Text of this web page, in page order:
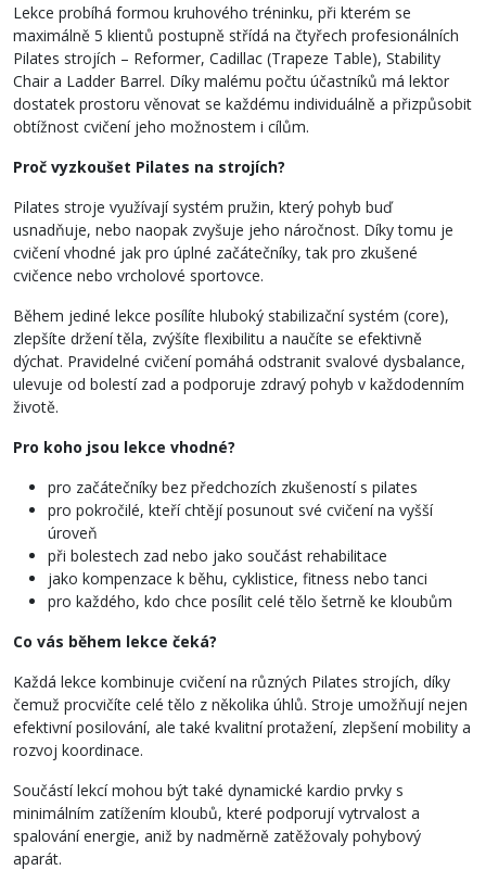
Lekce probíhá formou kruhového tréninku, při kterém se
maximálně 5 klientů postupně střídá na čtyřech profesionálních
Pilates strojích – Reformer, Cadillac (Trapeze Table), Stability
Chair a Ladder Barrel. Díky malému počtu účastníků má lektor
dostatek prostoru věnovat se každému individuálně a přizpůsobit
obtížnost cvičení jeho možnostem i cílům.
Proč vyzkoušet Pilates na strojích?
Pilates stroje využívají systém pružin, který pohyb buď
usnadňuje, nebo naopak zvyšuje jeho náročnost. Díky tomu je
cvičení vhodné jak pro úplné začátečníky, tak pro zkušené
cvičence nebo vrcholové sportovce.
Během jediné lekce posílíte hluboký stabilizační systém (core),
zlepšíte držení těla, zvýšíte flexibilitu a naučíte se efektivně
dýchat. Pravidelné cvičení pomáhá odstranit svalové dysbalance,
ulevuje od bolestí zad a podporuje zdravý pohyb v každodenním
životě.
Pro koho jsou lekce vhodné?
pro začátečníky bez předchozích zkušeností s pilates
pro pokročilé, kteří chtějí posunout své cvičení na vyšší
úroveň
při bolestech zad nebo jako součást rehabilitace
jako kompenzace k běhu, cyklistice, fitness nebo tanci
pro každého, kdo chce posílit celé tělo šetrně ke kloubům
Co vás během lekce čeká?
Každá lekce kombinuje cvičení na různých Pilates strojích, díky
čemuž procvičíte celé tělo z několika úhlů. Stroje umožňují nejen
efektivní posilování, ale také kvalitní protažení, zlepšení mobility a
rozvoj koordinace.
Součástí lekcí mohou být také dynamické kardio prvky s
minimálním zatížením kloubů, které podporují vytrvalost a
spalování energie, aniž by nadměrně zatěžovaly pohybový
aparát.